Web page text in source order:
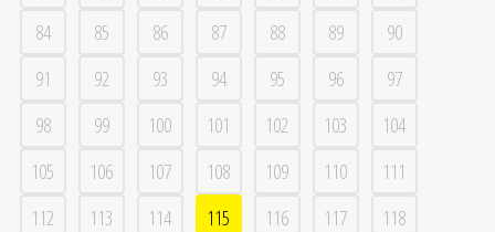
84
85 86 87 88 89
90
91
92 93 94 95 96
97
98
99 100 101 102 103
104
105
106 107 108 109 110
111
112
113 114 115 116 117
118